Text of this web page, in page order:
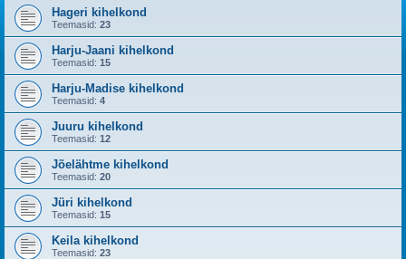
Hageri kihelkond
Teemasid: 23
Harju-Jaani kihelkond
Teemasid: 15
Harju-Madise kihelkond
Teemasid: 4
Juuru kihelkond
Teemasid: 12
Jõelähtme kihelkond
Teemasid: 20
Jüri kihelkond
Teemasid: 15
Keila kihelkond
Teemasid: 23